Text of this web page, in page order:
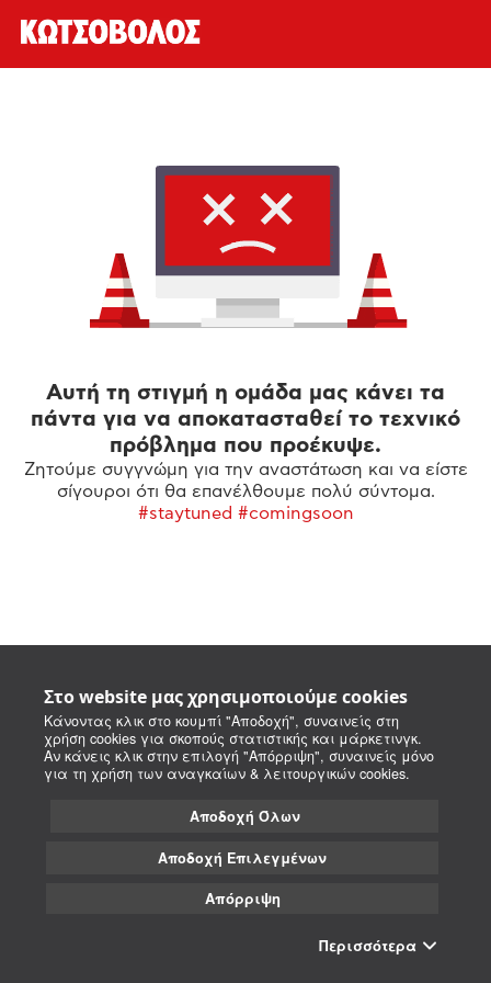
Στο website μας χρησιμοποιούμε cookies
Κάνοντας κλικ στο κουμπί "Αποδοχή", συναινείς στη
χρήση cookies για σκοπούς στατιστικής και μάρκετινγκ.
Αν κάνεις κλικ στην επιλογή "Απόρριψη", συναινείς μόνο
για τη χρήση των αναγκαίων & λειτουργικών cookies.
Αποδοχή Όλων
Αποδοχή Επιλεγμένων
Απόρριψη
Περισσότερα
Αυτή τη στιγμή η ομάδα μας κάνει τα
πάντα για να αποκατασταθεί το τεχνικό
πρόβλημα που προέκυψε.
Ζητούμε συγγνώμη για την αναστάτωση και να είστε
σίγουροι ότι θα επανέλθουμε πολύ σύντομα.
#staytuned #comingsoon